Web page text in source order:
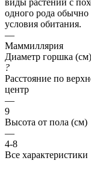
одного рода обычно
условия обитания.
—
Маммиллярия
Диаметр горшка (см)
?
Расстояние по
центр
—
9
Высота от пола (см)
—
4-8
Все характеристики